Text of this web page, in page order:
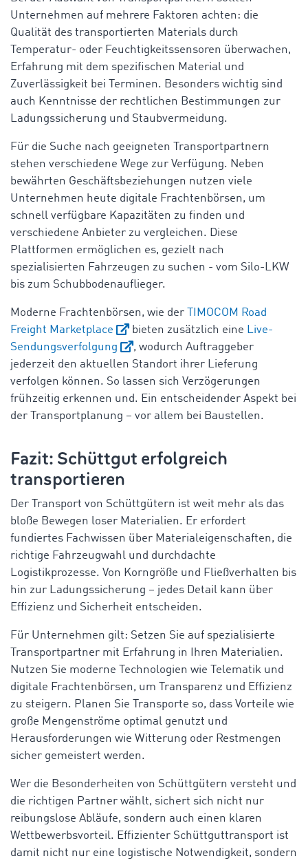
Unternehmen auf mehrere Faktoren achten: die
Qualität des transportierten Materials durch
Temperatur- oder Feuchtigkeitssensoren überwachen,
Erfahrung mit dem spezifischen Material und
Zuverlässigkeit bei Terminen. Besonders wichtig sind
auch Kenntnisse der rechtlichen Bestimmungen zur
Ladungssicherung und Staubvermeidung.
Für die Suche nach geeigneten Transportpartnern
stehen verschiedene Wege zur Verfügung. Neben
bewährten Geschäftsbeziehungen nutzen viele
Unternehmen heute digitale Frachtenbörsen, um
schnell verfügbare Kapazitäten zu finden und
verschiedene Anbieter zu vergleichen. Diese
Plattformen ermöglichen es, gezielt nach
spezialisierten Fahrzeugen zu suchen - vom Silo-LKW
bis zum Schubbodenauflieger.
Moderne Frachtenbörsen, wie der
TIMOCOM Road
Freight Marketplace
bieten zusätzlich eine Live-
Sendungsverfolgung
, wodurch Auftraggeber
jederzeit den aktuellen Standort ihrer Lieferung
verfolgen können. So lassen sich Verzögerungen
frühzeitig erkennen und. Ein entscheidender Aspekt bei
der Transportplanung – vor allem bei Baustellen.
Fazit: Schüttgut erfolgreich
transportieren
Der Transport von Schüttgütern ist weit mehr als das
bloße Bewegen loser Materialien. Er erfordert
fundiertes Fachwissen über Materialeigenschaften, die
richtige Fahrzeugwahl und durchdachte
Logistikprozesse. Von Korngröße und Fließverhalten bis
hin zur Ladungssicherung – jedes Detail kann über
Effizienz und Sicherheit entscheiden.
Für Unternehmen gilt: Setzen Sie auf spezialisierte
Transportpartner mit Erfahrung in Ihren Materialien.
Nutzen Sie moderne Technologien wie Telematik und
digitale Frachtenbörsen, um Transparenz und Effizienz
zu steigern. Planen Sie Transporte so, dass Vorteile wie
große Mengenströme optimal genutzt und
Herausforderungen wie Witterung oder Restmengen
sicher gemeistert werden.
Wer die Besonderheiten von Schüttgütern versteht und
die richtigen Partner wählt, sichert sich nicht nur
reibungslose Abläufe, sondern auch einen klaren
Wettbewerbsvorteil. Effizienter Schüttguttransport ist
damit nicht nur eine logistische Notwendigkeit, sondern